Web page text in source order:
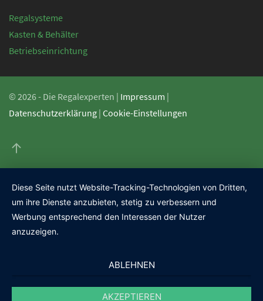
Regalsysteme
Kasten & Behälter
Betriebseinrichtung
© 2026 - Die Regalexperten | Impressum |
Datenschutzerklärung | Cookie-Einstellungen
Diese Seite nutzt Website-Tracking-Technologien von Dritten,
um ihre Dienste anzubieten, stetig zu verbessern und
Werbung entsprechend den Interessen der Nutzer
anzuzeigen.
ABLEHNEN
AKZEPTIEREN